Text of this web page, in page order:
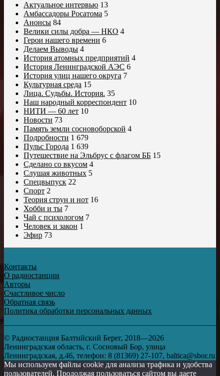
Актуальное интервью 13
Амбассадоры Росатома 5
Анонсы 84
Велики силы добра — НКО 4
Герои нашего времени 6
Делаем Выводы 4
История атомных предприятий 4
История Ленинградской АЭС 6
История улиц нашего округа 7
Культурная среда 15
Лица. Судьбы. История. 35
Наш народный корреспондент 10
НИТИ — 60 лет 10
Новости 73
Память земли сосновоборской 4
Подробности 1 679
Пульс Города 1 639
Путешествие на Эльбрус с флагом ББ 15
Сделано со вкусом 4
Слушая животных 5
Спецвыпуск 22
Спорт 2
Теория струн и нот 16
Хобби и ты 7
Чай с психологом 7
Человек и закон 1
Эфир 73
Контакты
О радиостанции
Авторы
Счастливое число
Обратная связь
Политика обработки персональных данных
© Радиостанция Балтийский Берег, 2018—2026
Ленинградская область, г. Сосновый Бор, улица
Ленинградская, д.46, телефон: 8 (81369) 27-107, baltica@sbor.ru
Мы используем файлы cookie для анализа трафика и удобства
пользователей. Продолжая пользоваться сайтом вы даете